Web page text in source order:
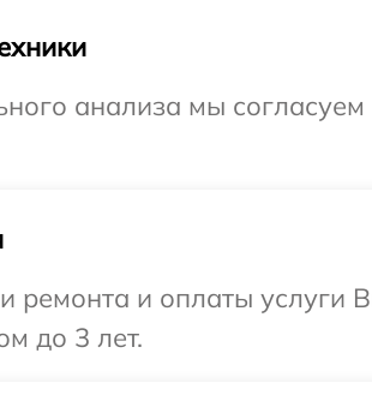
анализа мы
ремонта и оплаты услуги
до 3 лет.